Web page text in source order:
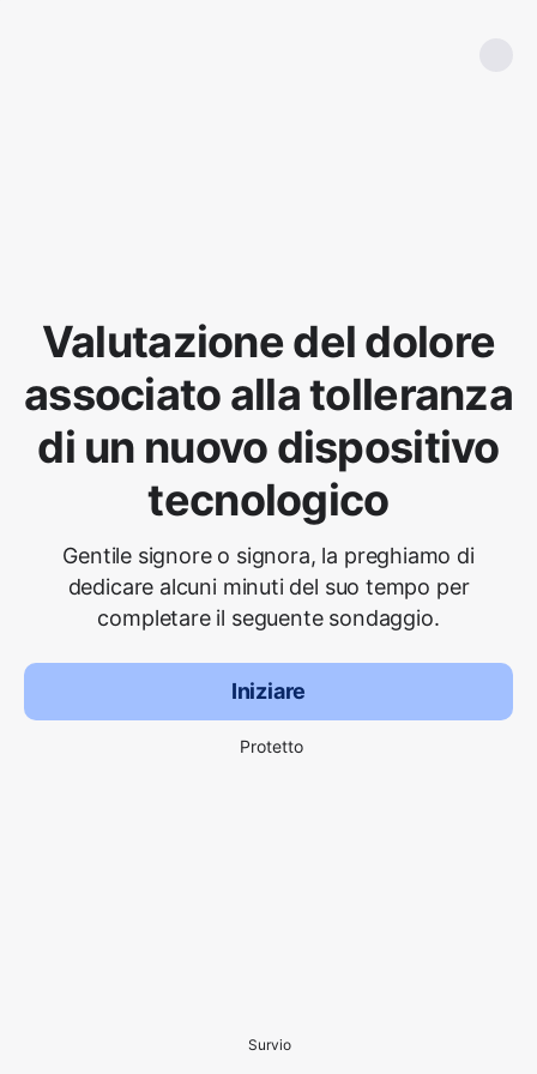
Valutazione del dolore
associato alla tolleranza
di un nuovo dispositivo
tecnologico
Gentile signore o signora, la preghiamo di
dedicare alcuni minuti del suo tempo per
completare il seguente sondaggio.
Iniziare
Protetto
Survio